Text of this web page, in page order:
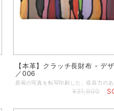
【本革】クラッチ長財布 - デ
／006
¥31,900